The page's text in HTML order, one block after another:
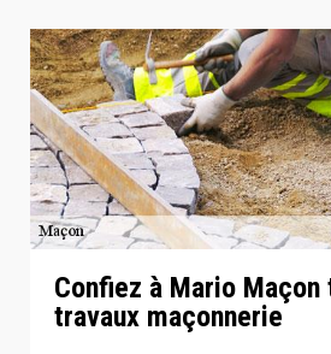
Confiez à Mario Maçon
travaux maçonnerie